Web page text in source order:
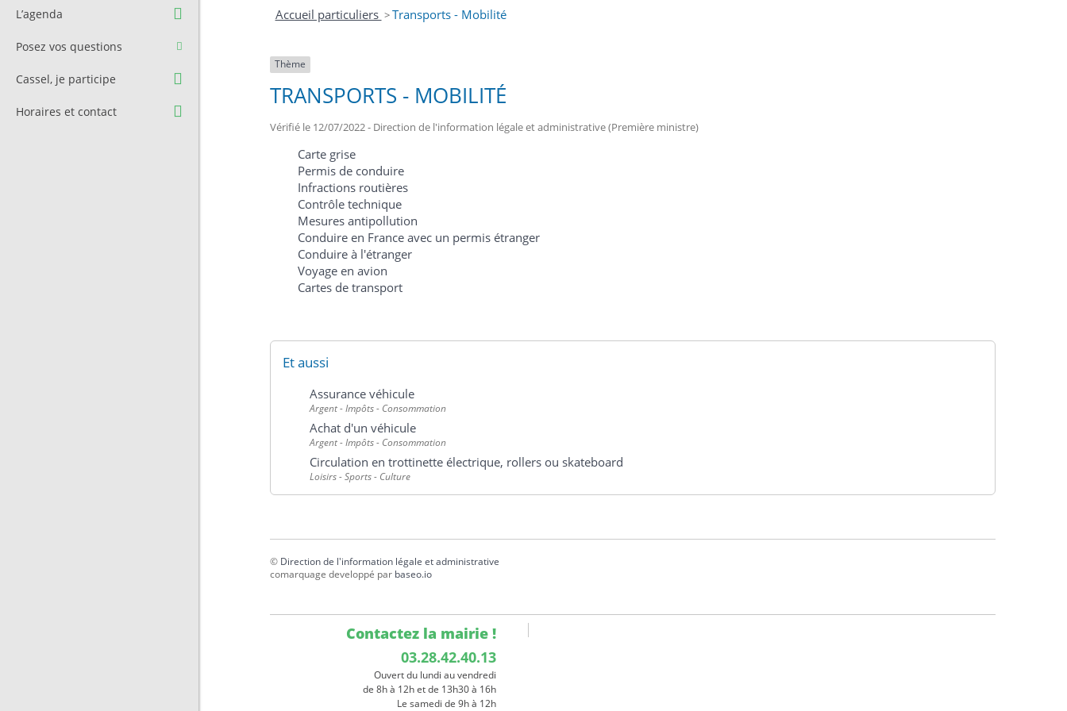
municipale
Contact et Accès
Cimetière
L’agenda
Posez vos questions
Cassel, je participe
Horaires et contact
Accueil particuliers >Transports - Mobilité
Thème
TRANSPORTS - MOBILITÉ
Vérifié le 12/07/2022 - Direction de l'information légale et administrative (Première ministre)
Carte grise
Permis de conduire
Infractions routières
Contrôle technique
Mesures antipollution
Conduire en France avec un permis étranger
Conduire à l'étranger
Voyage en avion
Cartes de transport
Et aussi
Assurance véhicule
Argent - Impôts - Consommation
Achat d'un véhicule
Argent - Impôts - Consommation
Circulation en trottinette électrique, rollers ou skateboard
Loisirs - Sports - Culture
© Direction de l'information légale et administrative
comarquage developpé par baseo.io
Contactez la mairie !
03.28.42.40.13
Ouvert du lundi au vendredi
de 8h à 12h et de 13h30 à 16h
Le samedi de 9h à 12h